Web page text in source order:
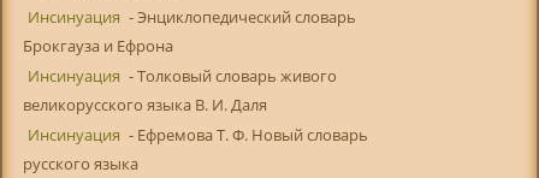
Инсинуация - Энциклопедический словарь
Брокгауза и Ефрона
Инсинуация - Толковый словарь живого
великорусского языка В. И. Даля
Инсинуация - Ефремова Т. Ф. Новый словарь
русского языка